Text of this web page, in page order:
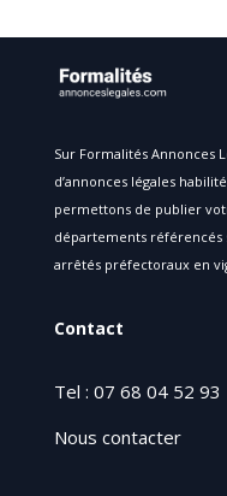
Sur Formalités Annonces
d’annonces légales
permettons de publier
départements
arrêtés préfectoraux en
Contact
Tel : 07 68 04 52 93
Nous contacter